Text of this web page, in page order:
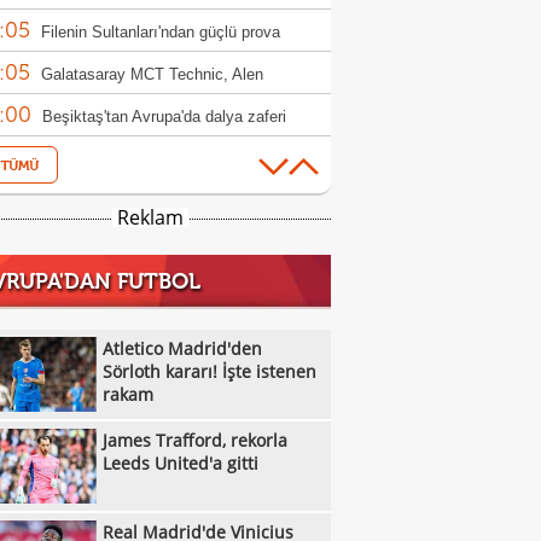
Filenin Sultanları'ndan güçlü prova
Galatasaray MCT Technic, Alen
kadrosuna kattı
Beşiktaş'tan Avrupa'da dalya zaferi
Beşiktaş Kadın Futbol Takımı, üç golle
Emirhan Topçu: "Topun oraya geleceğini
Beşiktaş'ta inanılmaz rakam: Alexander
Galatasaray'dan suç duyurusu
James Trafford, rekorla Leeds United'a
Kassoum Ouattara, 6 dakikada kırmızı
gördü!Aleksey Batrakov için Galatasaray
Reklam
FUTBOL
Atletico Madrid'den
Sörloth kararı! İşte istenen
rakam
James Trafford, rekorla
Leeds United'a gitti
Real Madrid'de Vinicius